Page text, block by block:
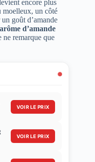
encore plus
moelleux, un côté
goût d’amande
arôme d’amande
ne remarque que
VOIR LE PRIX
VOIR LE PRIX